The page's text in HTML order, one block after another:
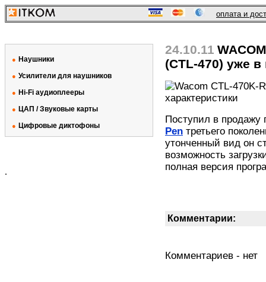
оплата и
● Наушники
● Усилители для наушников
● Hi-Fi аудиоплееры
● ЦАП / Звуковые карты
● Цифровые диктофоны
.
24.10.11
(CTL-470) уже
Поступил в
Pen третьего
утонченный вид он
возможность
полная версия
Комментарии:
Комментариев - нет